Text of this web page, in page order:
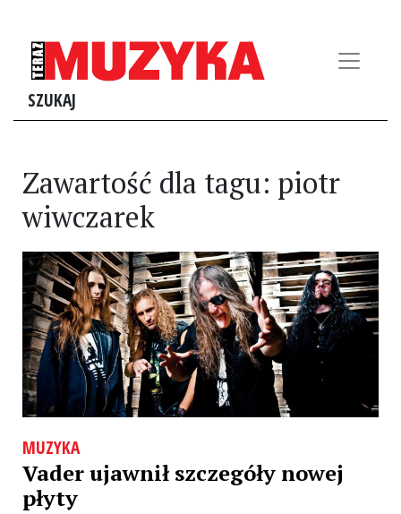
SZUKAJ
Zawartość dla tagu: piotr
wiwczarek
MUZYKA
Vader ujawnił szczegóły nowej
płyty